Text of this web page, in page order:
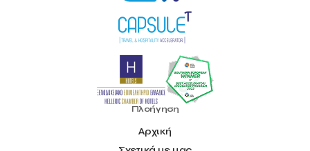
Πλοήγηση
Αρχική